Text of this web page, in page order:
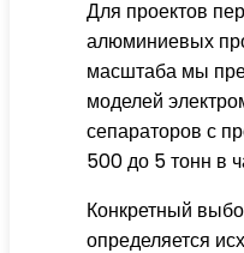
Для проектов
алюминиевых
масштаба мы
моделей
сепараторов с
500 до 5 тонн в
Конкретный
определяется